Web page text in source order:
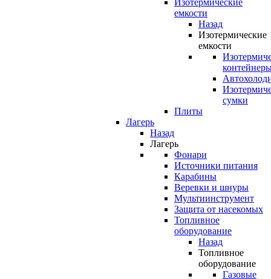
Изотермические
емкости
Назад
Изотермические
емкости
сумки
Плиты
Лагерь
Назад
Лагерь
Фонари
Источники питания
Карабины
Веревки и шнуры
Мультиинструмент
Защита от насекомых
Топливное
оборудование
Назад
Топливное
оборудование
Газовые